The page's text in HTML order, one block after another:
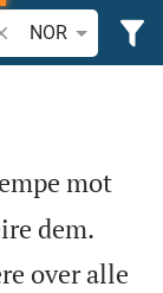
bibelvers eller
NOR
mot
dem.
over alle